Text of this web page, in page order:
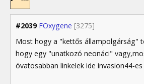
#2039 FOxygene [3275]
Most hogy a "kettős állampolgárság"
hogy egy "unatkozó neonáci"
óvatosabban linkelek ide invasion44-